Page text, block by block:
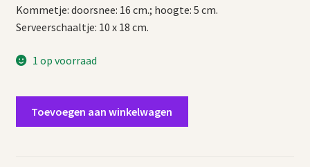
Kommetje: doorsnee: 16 cm.; hoogte: 5 cm.
Serveerschaaltje: 10 x 18 cm.
1 op voorraad
Toevoegen aan winkelwagen